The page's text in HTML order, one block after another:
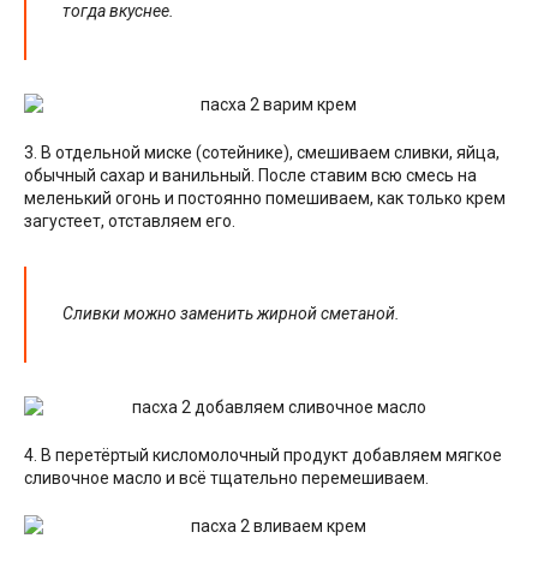
тогда вкуснее.
3. В отдельной миске (сотейнике), смешиваем сливки, яйца,
обычный сахар и ванильный. После ставим всю смесь на
меленький огонь и постоянно помешиваем, как только крем
загустеет, отставляем его.
Сливки можно заменить жирной сметаной.
4. В перетёртый кисломолочный продукт добавляем мягкое
сливочное масло и всё тщательно перемешиваем.